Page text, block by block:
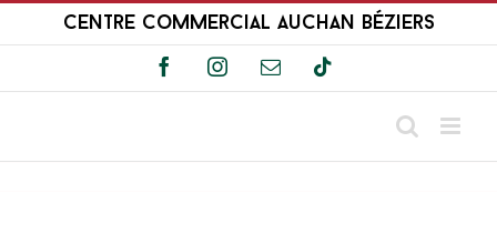
Passer
Centre Commercial Auchan Béziers
FacebookInstagramEmailTiktok